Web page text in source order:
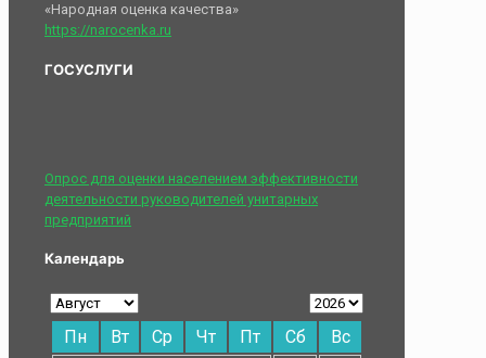
«Народная оценка качества»
https://narocenka.ru
ГОСУСЛУГИ
Опрос для оценки населением эффективности
деятельности руководителей унитарных
предприятий
Календарь
Пн Вт Ср Чт Пт Сб Вс